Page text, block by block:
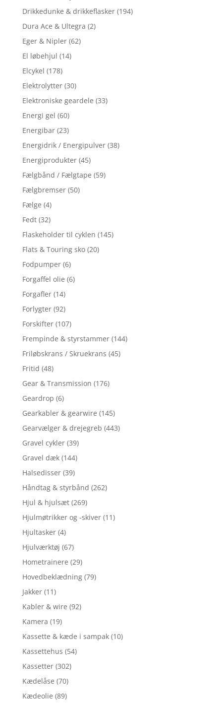
Drikkedunke & drikkeflasker (194)
Dura Ace & Ultegra (2)
Eger & Nipler (62)
El løbehjul (14)
Elcykel (178)
Elektrolytter (30)
Elektroniske geardele (33)
Energi gel (60)
Energibar (23)
Energidrik / Energipulver (38)
Energiprodukter (45)
Fælgbånd / Fælgtape (59)
Fælgbremser (50)
Fælge (4)
Fedt (32)
Flaskeholder til cyklen (145)
Flats & Touring sko (20)
Fodpumper (6)
Forgaffel olie (6)
Forgafler (14)
Forlygter (92)
Forskifter (107)
Frempinde & styrstammer (144)
Friløbskrans / Skruekrans (45)
Fritid (48)
Gear & Transmission (176)
Geardrop (6)
Gearkabler & gearwire (145)
Gearvælger & drejegreb (443)
Gravel cykler (39)
Gravel dæk (144)
Halsedisser (39)
Håndtag & styrbånd (262)
Hjul & hjulsæt (269)
Hjulmøtrikker og -skiver (11)
Hjultasker (4)
Hjulværktøj (67)
Hometrainere (29)
Hovedbeklædning (79)
Jakker (11)
Kabler & wire (92)
Kamera (19)
Kassette & kæde i sampak (10)
Kassettehus (54)
Kassetter (302)
Kædelåse (70)
Kædeolie (89)